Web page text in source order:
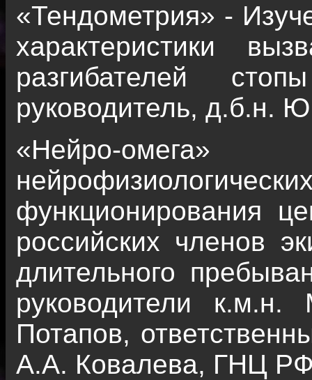
«Тендометрия» -
характеристики
разгибателей
руководитель, д.б.н.
«Нейро-
функционирования
российских членов
длительного
руководители
Потапов,
А.А. Ковалева, ГНЦ